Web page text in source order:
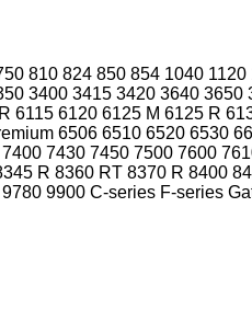
810 824 850 854 1040 1120
3400 3415 3420 3640 3650
6115 6120 6125 M 6125 R
6506 6510 6520 6530
7400 7430 7450 7500 7600
R 8360 RT 8370 R 8400
9780 9900 C-series F-series